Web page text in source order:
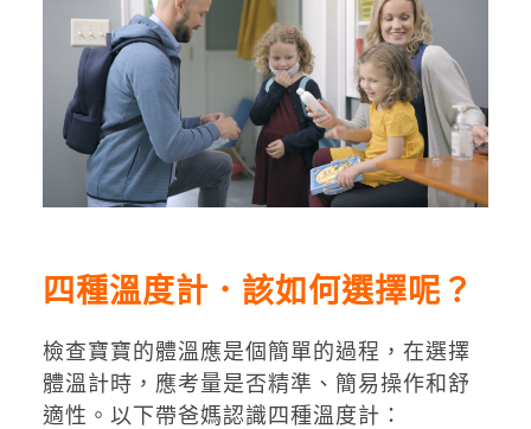
四種溫度計．該如何選擇呢？
檢查寶寶的體溫應是個簡單的過程，在選擇
體溫計時，應考量是否精準、簡易操作和舒
適性。以下帶爸媽認識四種溫度計：